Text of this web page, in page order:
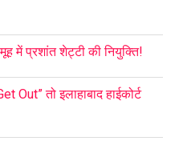
में प्रशांत शेट्टी की नियुक्ति!
Out” तो इलाहाबाद हाईकोर्ट